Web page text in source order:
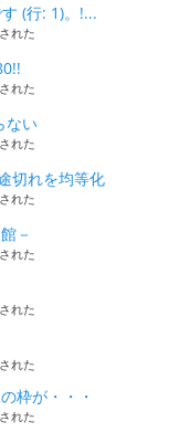
(行: 1)。!...
れた
れた
ない
れた
切れを均等化
れた
－
れた
れた
れた
枠が・・・
れた